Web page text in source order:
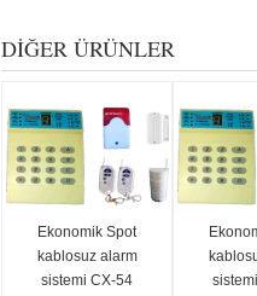
DIĞER ÜRÜNLER
Ekonomik Spot
kablosuz alarm
sistemi CX-54